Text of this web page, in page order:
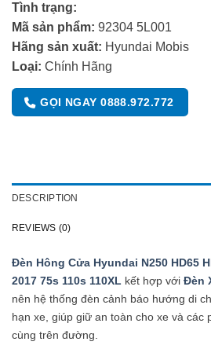
Tình trạng:
Mã sản phẩm: 92304 5L001
Hãng sản xuất: Hyundai Mobis
Loại: Chính Hãng
GỌI NGAY 0888.972.772
DESCRIPTION
REVIEWS (0)
Đèn Hông Cửa Hyundai N250 HD65
2017 75s 110s 110XL kết hợp với Đèn
nên hệ thống đèn cảnh báo hướng di
hạn xe, giúp giữ an toàn cho xe và các
cùng trên đường.